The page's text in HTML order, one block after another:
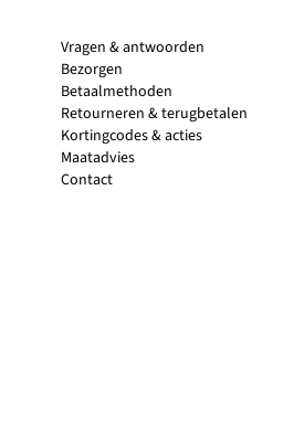
Vragen & antwoorden
Bezorgen
Betaalmethoden
Retourneren & terugbetalen
Kortingcodes & acties
Maatadvies
Contact